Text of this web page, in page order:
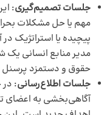
جلسات تصمیم‌گیری:
مهم یا حل مشکلات
پیچیده یا استراتژیک
مدیر منابع انسانی
حقوق و دستمزد پرسنل
جلسات اطلاع‌رسانی:
آگاهی‌بخشی به اعضای